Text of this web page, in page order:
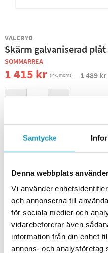
Samtycke
Denna webbplats
Vi använder
och annonserna till
för sociala medier och
vidarebefordrar även
information från din enhet
annons- och analysföretag
VALERYD
Skärm galvaniserad plåt
SOMMARREA
1 415 kr (ink. moms) 1 489 kr
+
+ LÄGG I
ONLINELAGER
BUTIKSLAGER 0 I LAGER
Lägsta pris de senaste 30-
Spara produkt
Frågor om produkten?